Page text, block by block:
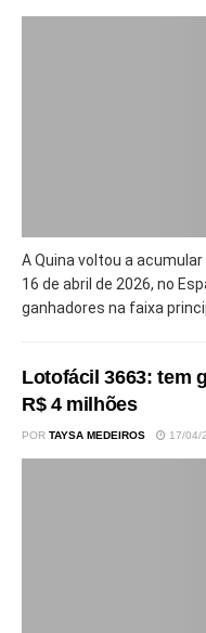
A Quina voltou a
16 de abril de 2026, no
ganhadores na faixa
Lotofácil 3663: tem
R$ 4 milhões
POR TAYSA MEDEIROS 17/04/